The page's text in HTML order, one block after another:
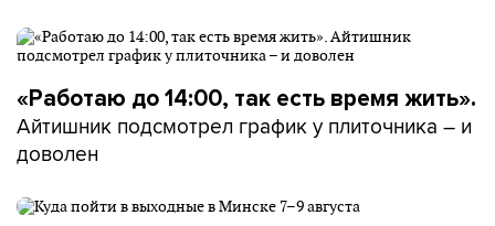
«Работаю до 14:00, так есть время жить».
Айтишник подсмотрел график у плиточника – и
доволен